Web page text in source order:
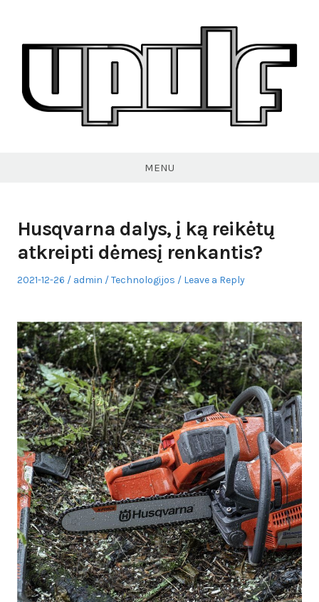
content
MENU
Husqvarna dalys, į ką reikėtų
atkreipti dėmesį renkantis?
Posted
2021-12-26 Author
admin
Posted
Technologijos Leave a Reply